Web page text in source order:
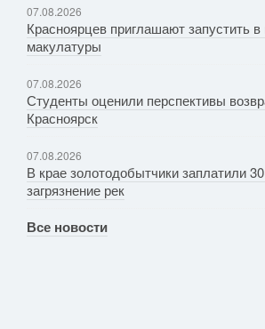
07.08.2026
Красноярцев приглашают запустить
макулатуры
07.08.2026
Студенты оценили перспективы
Красноярск
07.08.2026
В крае золотодобытчики заплатили
загрязнение рек
Все новости